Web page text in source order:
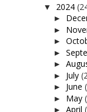
▼ 2024
►
►
►
►
►
► July
► June
► May
► April